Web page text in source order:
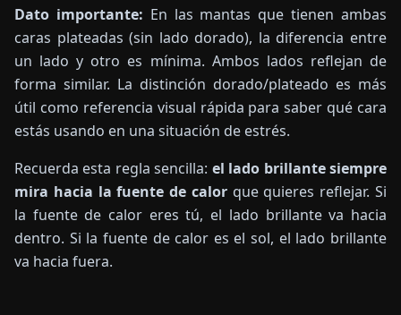
Dato importante: En las mantas que tienen ambas
caras plateadas (sin lado dorado), la diferencia entre
un lado y otro es mínima. Ambos lados reflejan de
forma similar. La distinción dorado/plateado es más
útil como referencia visual rápida para saber qué cara
estás usando en una situación de estrés.
Recuerda esta regla sencilla: el lado brillante siempre
mira hacia la fuente de calorque quieres reflejar. Si
la fuente de calor eres tú, el lado brillante va hacia
dentro. Si la fuente de calor es el sol, el lado brillante
va hacia fuera.